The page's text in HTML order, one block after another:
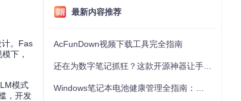
。Fas
下，
模式
，开发
最新内容推荐
AcFunDown视频下载工具完全指南